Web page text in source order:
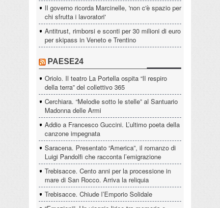
Il governo ricorda Marcinelle, 'non c'è spazio per
chi sfrutta i lavoratori'
Antitrust, rimborsi e sconti per 30 milioni di euro
per skipass in Veneto e Trentino
PAESE24
Oriolo. Il teatro La Portella ospita “Il respiro
della terra” del collettivo 365
Cerchiara. “Melodie sotto le stelle” al Santuario
Madonna delle Armi
Addio a Francesco Guccini. L’ultimo poeta della
canzone impegnata
Saracena. Presentato “America”, il romanzo di
Luigi Pandolfi che racconta l’emigrazione
Trebisacce. Cento anni per la processione in
mare di San Rocco. Arriva la reliquia
Trebisacce. Chiude l’Emporio Solidale